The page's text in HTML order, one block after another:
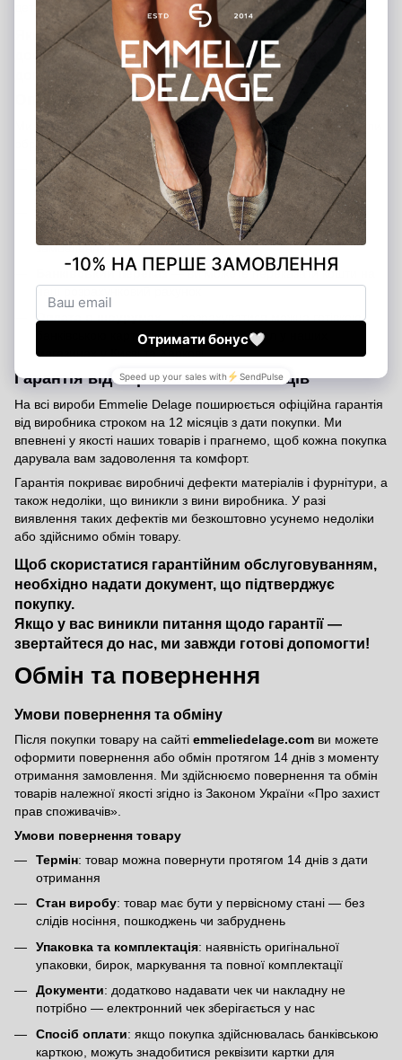
детальну інформацію щодо вартості доставки та строків.
Якщо у вас виникли питання щодо оплати чи
доставки, звертайтеся — ми завжди готові
Оплата замовлення
Ми пропонуємо кілька зручних способів оплати, щоб ви могли
обрати той, який підходить саме вам:
Банківською карткою на сайті
— швидко та безпечно
через платіжну систему
Післяоплата— оплата при отриманні після внесення
передоплати 200 грн (передоплата є гарантією вашого
замовлення)
Банківський переказ— ви можете переказати кошти на
наш розрахунковий рахунок
Оплата в шоурумах— розрахуватися можна готівкою,
банківською карткою або через термінал у наших
магазинах у Києві та Харкові
Гарантія від виробника — 12 місяців
На всі вироби Emmelie Delage поширюється офіційна гарантія
від виробника строком на 12 місяців з дати покупки. Ми
впевнені у якості наших товарів і прагнемо, щоб кожна покупка
дарувала вам задоволення та комфорт.
Гарантія покриває виробничі дефекти матеріалів і фурнітури, а
також недоліки, що виникли з вини виробника. У разі
виявлення таких дефектів ми безкоштовно усунемо недоліки
або здійснимо обмін товару.
Щоб скористатися гарантійним обслуговуванням,
необхідно надати документ, що підтверджує
покупку.
Якщо у вас виникли питання щодо гарантії —
звертайтеся до нас, ми завжди готові допомогти!
Обмін та повернення
Умови повернення та обміну
Після покупки товару на сайті emmeliedelage.com ви можете
оформити повернення або обмін протягом 14 днів з моменту
отримання замовлення. Ми здійснюємо повернення та обмін
товарів належної якості згідно із Законом України «Про захист
прав споживачів»
Умови повернення товару
Термін: товар можна повернути протягом 14 днів з дати
отримання
Стан виробу: товар має бути у первісному стані — без
слідів носіння, пошкоджень чи забруднень
Упаковка та комплектація: наявність оригінальної
упаковки, бирок, маркування та повної комплектації
Документи: додатково надавати чек чи накладну не
потрібно — електронний чек зберігається у нас
Спосіб оплати: якщо покупка здійснювалась банківською
карткою, можуть знадобитися реквізити картки для